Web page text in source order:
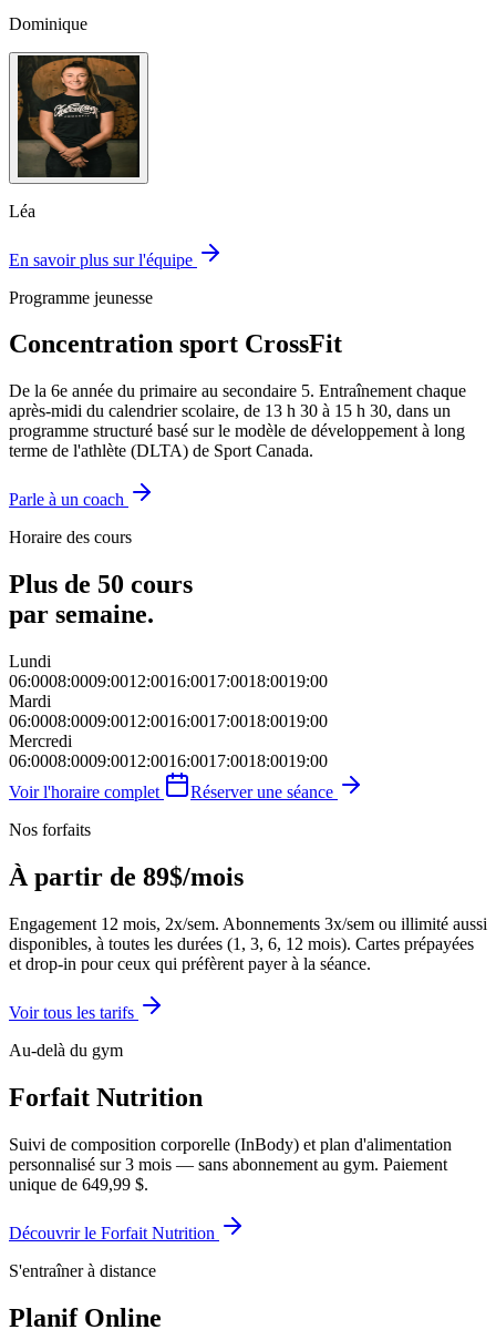
Dominique
Léa
En savoir plus sur l'équipe
Programme jeunesse
Concentration sport CrossFit
De la 6e année du primaire au secondaire 5. Entraînement chaque
après-midi du calendrier scolaire, de 13 h 30 à 15 h 30, dans un
programme structuré basé sur le modèle de développement à long
terme de l'athlète (DLTA) de Sport Canada.
Parle à un coach
Horaire des cours
Plus de 50 cours
par semaine.
Lundi
06:0008:0009:0012:0016:0017:0018:0019:00
Mardi
06:0008:0009:0012:0016:0017:0018:0019:00
Mercredi
06:0008:0009:0012:0016:0017:0018:0019:00
Voir l'horaire complet
Réserver une séance
Nos forfaits
À partir de 89$/mois
Engagement 12 mois, 2x/sem. Abonnements 3x/sem ou illimité aussi
disponibles, à toutes les durées (1, 3, 6, 12 mois). Cartes prépayées
et drop-in pour ceux qui préfèrent payer à la séance.
Voir tous les tarifs
Au-delà du gym
Forfait Nutrition
Suivi de composition corporelle (InBody) et plan d'alimentation
personnalisé sur 3 mois — sans abonnement au gym. Paiement
unique de 649,99 $.
Découvrir le Forfait Nutrition
S'entraîner à distance
Planif Online